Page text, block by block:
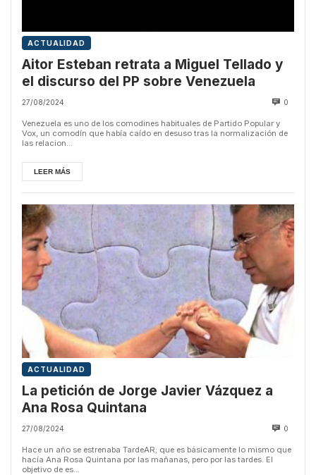
ACTUALIDAD
Aitor Esteban retrata a Miguel Tellado y
el discurso del PP sobre Venezuela
27/08/2024 0
Venezuela es uno de los comodines habituales de Partido Popular y
Vox, un comodín que había caído en desuso tras la normalización de
las relacion...
LEER MÁS
ACTUALIDAD
La petición de Jorge Javier Vázquez a
Ana Rosa Quintana
27/08/2024 0
Hace un año se estrenaba TardeAR; que es básicamente lo mismo que
hacía Ana Rosa Quintana por las mañanas, pero por las tardes. El
objetivo de es...